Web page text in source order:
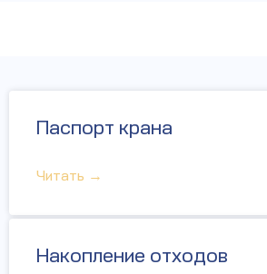
Паспорт крана
Читать →
Накопление отходов